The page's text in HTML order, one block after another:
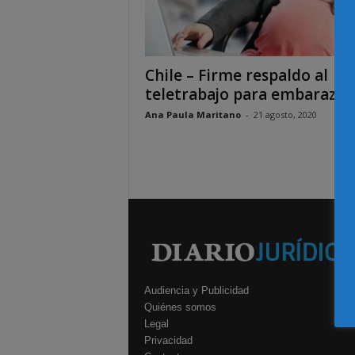
Chile – Firme respaldo al
teletrabajo para
Ana Paula Maritano - 21 agosto, 2020
Audiencia y Publicidad
Quiénes somos
Legal
Privacidad